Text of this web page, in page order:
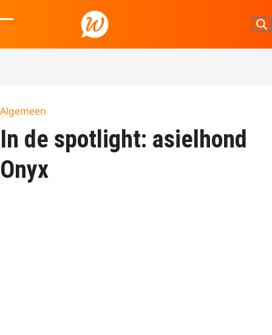
to
mobile
mobile
Algemeen
In de spotlight: asielhond
Onyx